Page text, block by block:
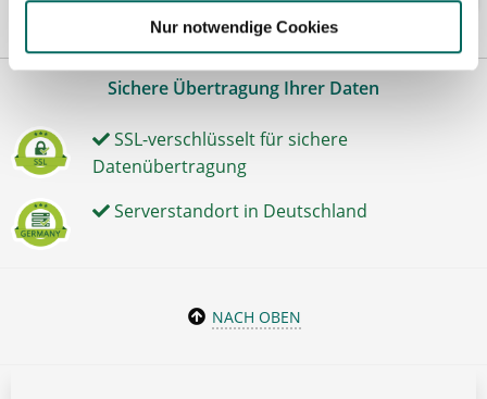
Nur notwendige Cookies
Sichere Übertragung Ihrer Daten
SSL-verschlüsselt für sichere
Datenübertragung
Serverstandort in Deutschland
NACH OBEN